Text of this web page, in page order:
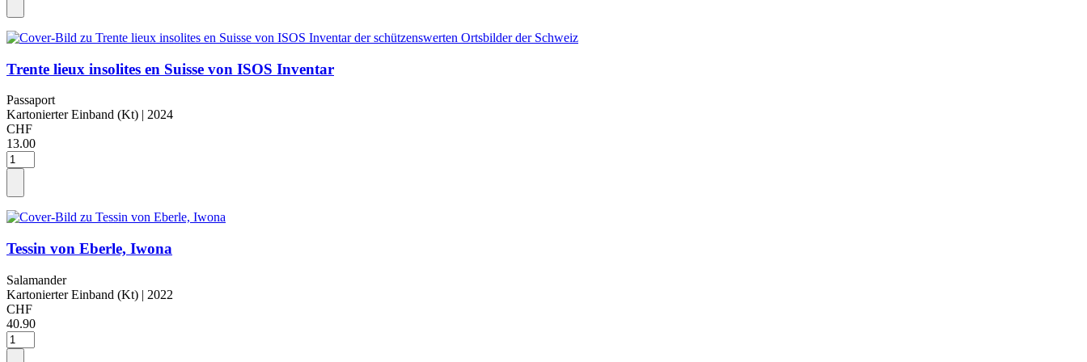
Trente lieux insolites en Suisse von ISOS Inventar
Passaport
Kartonierter Einband (Kt) | 2024
CHF
13.00
Tessin von Eberle, Iwona
Salamander
Kartonierter Einband (Kt) | 2022
CHF
40.90